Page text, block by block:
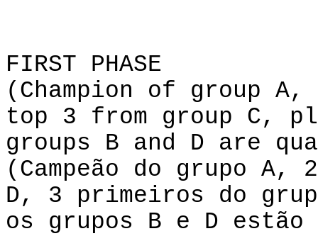
FIRST PHASE
(Champion of group A,
top 3 from group C,
groups B and D are
(Campeão do grupo A, 2
D, 3 primeiros do
os grupos B e D